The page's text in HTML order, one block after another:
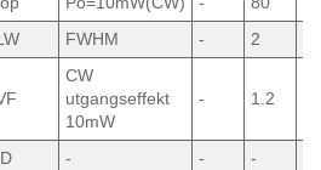
FWHM - 2
CW
utgangseffekt
10mW
- 1.2
- - -